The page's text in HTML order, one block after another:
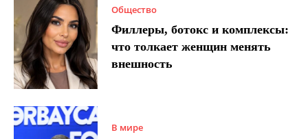
Общество
Филлеры, ботокс и комплексы:
что толкает женщин менять
внешность
В мире